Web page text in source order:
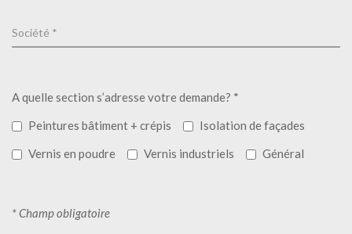
A quelle section s’adresse votre demande? *
Peintures bâtiment + crépis
Isolation de façades
Vernis en poudre
Vernis industriels Général
* Champ obligatoire